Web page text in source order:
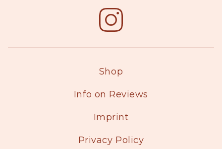
Shop
Info on Reviews
Imprint
Privacy Policy